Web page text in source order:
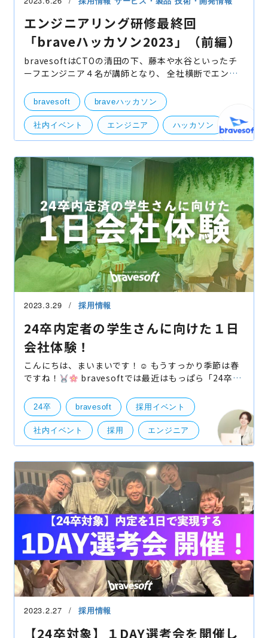
エンジニアリング研修最終回
「braveハッカソン2023」（前編）
bravesoftはCTOの清田の下、藤本や水谷といったチ
ーフエンジニア４名が講師となり、 全社横断でエンジ
研修」を行なっております。 そのカリキュラムの最終
回とし
bravesoft braveハッカソン
社内イベント エンジニア ハッカソン
2023.3.29 採用情報
24卒内定者の学生さんに向けた１日
会社体験！
こんにちは、まいまいです！☺︎ もうすっかり季節は春
ですね！
す！
前回のブログで「1DAY選考会」の記事を紹
介させ
24卒 bravesoft 採用イベント
社内イベント 採用 エンジニア
2023.2.27 採用情報
【24卒対象】１DAY選考会を開催し